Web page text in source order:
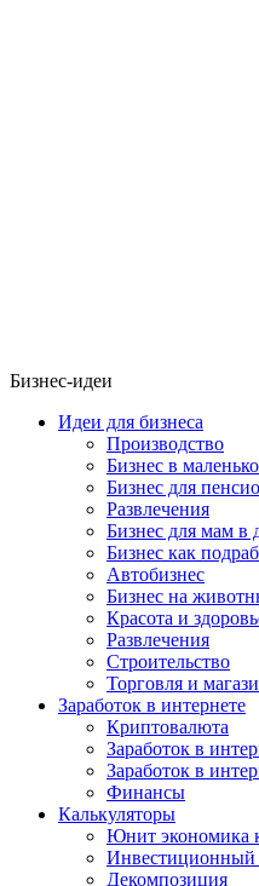
Бизнес-идеи
Идеи для бизнеса
Производство
Бизнес в
Бизнес для
Развлечения
Бизнес для мам в
Бизнес как
Автобизнес
Бизнес на
Красота и
Развлечения
Строительство
Торговля и
Заработок в интернете
Криптовалюта
Заработок в
Заработок в
Финансы
Калькуляторы
Юнит экономика
Инвестиционный
Декомпозиция